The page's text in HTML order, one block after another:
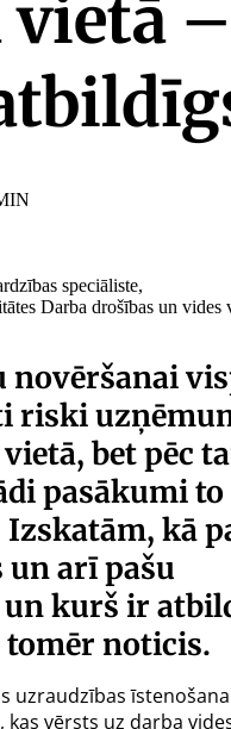
vietā –
speciāliste,
Darba drošības un vides
novēršanai
riski
bet pēc
pasākumi to
kā
arī pašu
kurš ir
noticis.
uzraudzības
vērsts uz darba